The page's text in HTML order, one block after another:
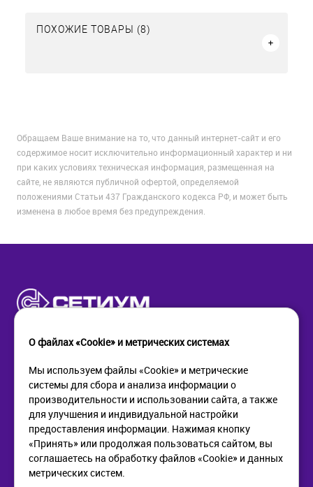
ПОХОЖИЕ ТОВАРЫ (8)
Обращаем Ваше внимание на то, что данный интернет-сайт и его
содержимое носит исключительно информационный характер и ни
при каких условиях техническая информация, размещенная на
сайте, не являются публичной офертой, определяемой
положениями Статьи 437 Гражданского кодекса РФ, и может быть
изменена в любое время без предупреждения.
КОМПАНИЯ
О компании
Новости
Контакты
ПОМОЩЬ
Как купить
Доставка
Возврат
ИНФОРМАЦИЯ
О файлах «Cookie» и метрических системах
Мы используем файлы «Cookie» и метрические
системы для сбора и анализа информации о
производительности и использовании сайта, а также
для улучшения и индивидуальной настройки
предоставления информации. Нажимая кнопку
«Принять» или продолжая пользоваться сайтом, вы
соглашаетесь на обработку файлов «Cookie» и данных
метрических систем.